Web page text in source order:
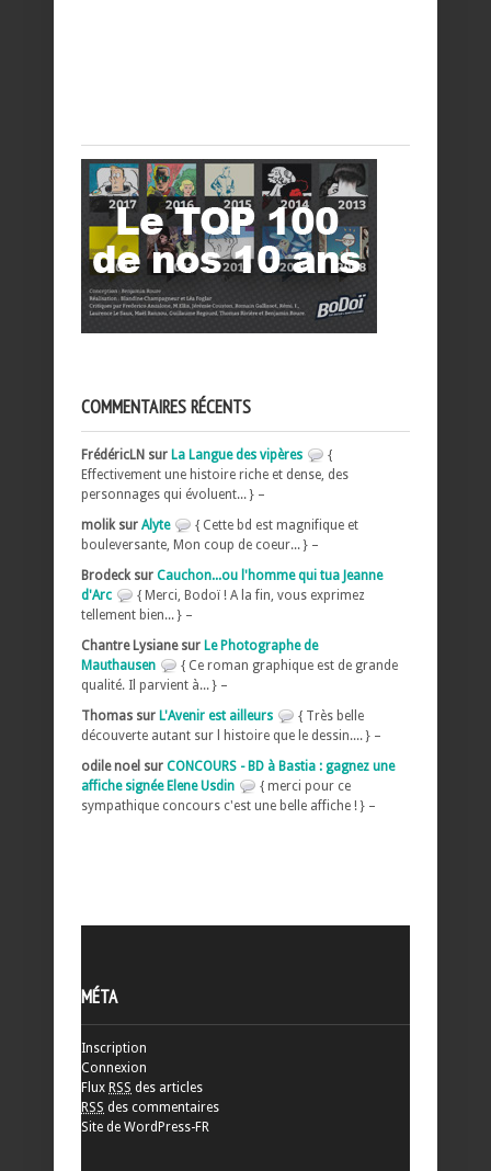
COMMENTAIRES RÉCENTS
FrédéricLN sur La Langue des vipères
{
Effectivement une histoire riche et dense, des
personnages qui évoluent... } –
molik sur Alyte
{ Cette bd est magnifique et
bouleversante, Mon coup de coeur... } –
Brodeck sur Cauchon...ou l'homme qui tua Jeanne
d'Arc
{ Merci, Bodoï ! A la fin, vous exprimez
tellement bien... } –
Chantre Lysiane sur Le Photographe de
Mauthausen
{ Ce roman graphique est de grande
qualité. Il parvient à... } –
Thomas sur L'Avenir est ailleurs
{ Très belle
découverte autant sur l histoire que le dessin.... } –
odile noel sur CONCOURS - BD à Bastia : gagnez une
affiche signée Elene Usdin
{ merci pour ce
sympathique concours c'est une belle affiche ! } –
MÉTA
Inscription
Connexion
Flux RSS des articles
RSS des commentaires
Site de WordPress-FR